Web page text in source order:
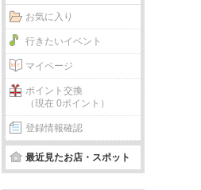
お気に入り
行きたいイベント
マイページ
ポイント交換
（現在 0ポイント）
登録情報確認
最近見たお店・スポット